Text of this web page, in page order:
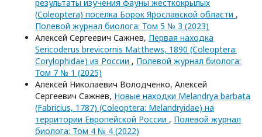
результаты изучения фауны жесткокрылых
(Coleoptera) посёлка Борок Ярославской области ,
Полевой журнал биолога: Том 5 № 3 (2023)
Алексей Сергеевич Сажнев, Первая находка
Sericoderus brevicornis Matthews, 1890 (Coleoptera:
Corylophidae) из России , Полевой журнал биолога:
Том 7 № 1 (2025)
Алексей Николаевич Володченко, Алексей
Сергеевич Сажнев, Новые находки Melandrya barbata
(Fabricius, 1787) (Coleoptera: Melandryidae) на
территории Европейской России , Полевой журнал
биолога: Том 4 № 4 (2022)